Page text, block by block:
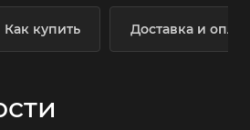
Как купить Доставка и